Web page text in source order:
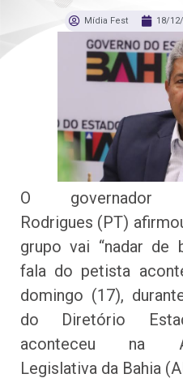
Mídia Fest 18/
O governador
Rodrigues (PT)
grupo vai “nadar de
fala do petista
domingo (17),
do Diretório
aconteceu na
Legislativa da Bahia